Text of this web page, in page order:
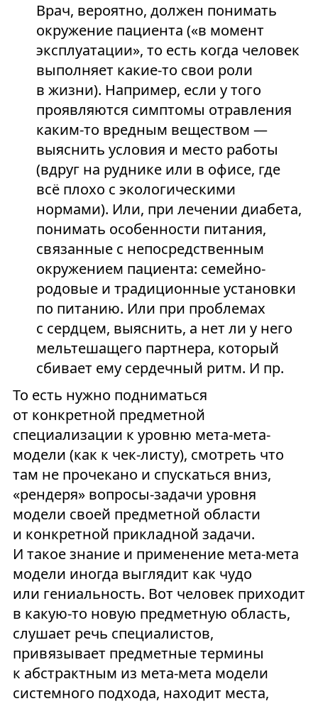
Врач, вероятно, должен понимать
окружение пациента («в момент
эксплуатации», то есть когда человек
выполняет какие-то свои роли
в жизни). Например, если у того
проявляются симптомы отравления
каким-то вредным веществом —
выяснить условия и место работы
(вдруг на руднике или в офисе, где
всё плохо с экологическими
нормами). Или, при лечении диабета,
понимать особенности питания,
связанные с непосредственным
окружением пациента: семейно-
родовые и традиционные установки
по питанию. Или при проблемах
с сердцем, выяснить, а нет ли у него
мельтешащего партнера, который
сбивает ему сердечный ритм. И пр.
То есть нужно подниматься
от конкретной предметной
специализации к уровню мета-мета-
модели (как к чек-листу), смотреть что
там не прочекано и спускаться вниз,
«рендеря» вопросы-задачи уровня
модели своей предметной области
и конкретной прикладной задачи.
И такое знание и применение мета-мета
модели иногда выглядит как чудо
или гениальность. Вот человек приходит
в какую-то новую предметную область,
слушает речь специалистов,
привязывает предметные термины
к абстрактным из мета-мета модели
системного подхода, находит места,